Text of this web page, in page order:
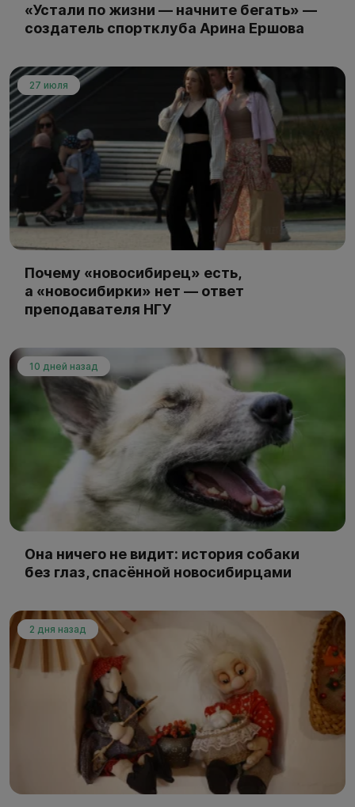
«Устали по жизни — начните бегать» —
создатель спортклуба Арина Ершова
27 июля
Почему «новосибирец» есть,
а «новосибирки» нет — ответ
преподавателя НГУ
10 дней назад
Она ничего не видит: история собаки
без глаз, спасённой новосибирцами
2 дня назад